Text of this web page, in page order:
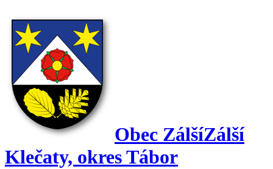
Obec ZálšíZálší
Klečaty, okres Tábor